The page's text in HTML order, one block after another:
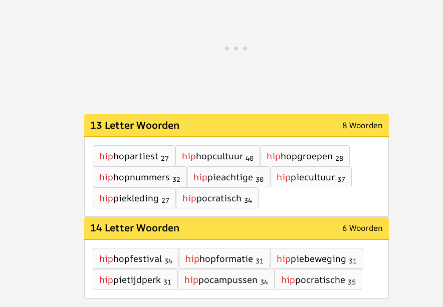
13 Letter Woorden 8 Woorden
hiphopartiest 27 hiphopcultuur 40 hiphopgroepen 28
hiphopnummers 32 hippieachtige 30 hippiecultuur 37
hippiekleding 27 hippocratisch 34
14 Letter Woorden 6 Woorden
hiphopfestival 34 hiphopformatie 31 hippiebeweging 31
hippietijdperk 31 hippocampussen 34 hippocratische 35